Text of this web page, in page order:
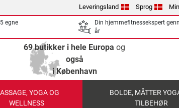
Leveringsland Sprog
egne
Din hjemmefitnessekspert
år
69 butikker i hele Europa og
også
i København
YOGA OG
WELLNESS
BOLDE, MÅTTER
TILBEHØR